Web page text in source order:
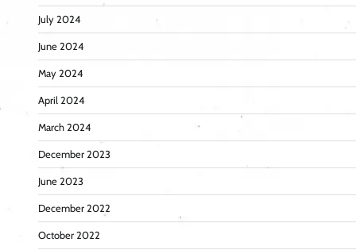
July 2024
June 2024
May 2024
April 2024
March 2024
December 2023
June 2023
December 2022
October 2022